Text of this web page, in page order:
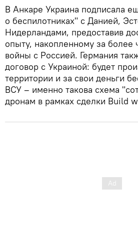
В Анкаре Украина подписала
о беспилотниках" с Данией,
Нидерландами, предоставив
опыту, накопленному за более
войны с Россией. Германия
договор с Украиной: будет
территории и за свои деньги
ВСУ – именно такова схема
дронам в рамках сделки Build